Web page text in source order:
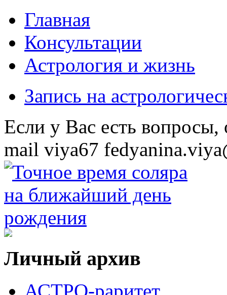
Главная
Консультации
Астрология и жизнь
Запись на
Eсли у Вас есть
mail viya67
Личный архив